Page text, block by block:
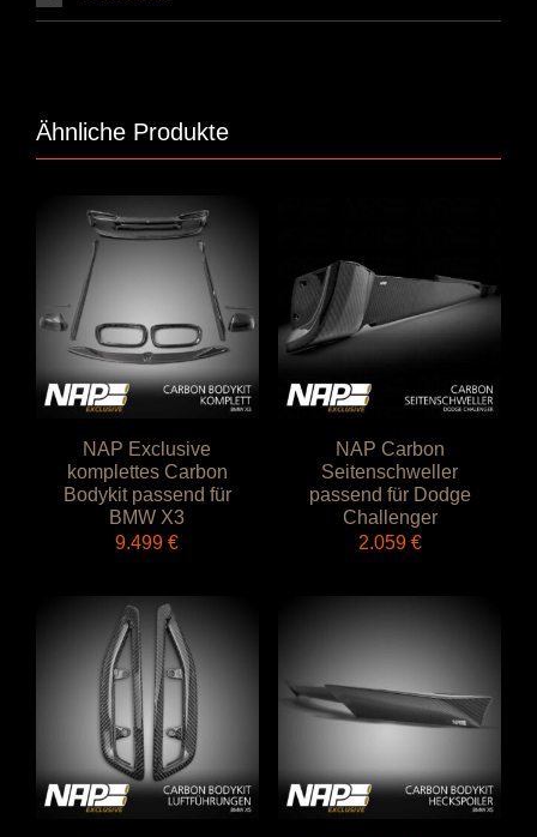
Ähnliche Produkte
NAP Exclusive
komplettes Carbon
Bodykit passend für
BMW X3
9.499€
NAP Carbon
Seitenschweller
passend für Dodge
Challenger
2.059 €